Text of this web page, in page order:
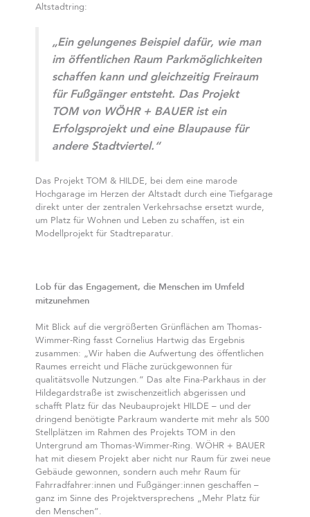
Altstadtring:
„Ein gelungenes Beispiel dafür, wie man
im öffentlichen Raum Parkmöglichkeiten
schaffen kann und gleichzeitig Freiraum
für Fußgänger entsteht. Das Projekt
TOM von WÖHR + BAUER ist ein
Erfolgsprojekt und eine Blaupause für
andere Stadtviertel.“
Das Projekt TOM & HILDE, bei dem eine marode
Hochgarage im Herzen der Altstadt durch eine Tiefgarage
direkt unter der zentralen Verkehrsachse ersetzt wurde,
um Platz für Wohnen und Leben zu schaffen, ist ein
Modellprojekt für Stadtreparatur.
Lob für das Engagement, die Menschen im Umfeld
mitzunehmen
Mit Blick auf die vergrößerten Grünflächen am Thomas-
Wimmer-Ring fasst Cornelius Hartwig das Ergebnis
zusammen: „Wir haben die Aufwertung des öffentlichen
Raumes erreicht und Fläche zurückgewonnen für
qualitätsvolle Nutzungen.” Das alte Fina-Parkhaus in der
Hildegardstraße ist zwischenzeitlich abgerissen und
schafft Platz für das Neubauprojekt HILDE – und der
dringend benötigte Parkraum wanderte mit mehr als 500
Stellplätzen im Rahmen des Projekts TOM in den
Untergrund am Thomas-Wimmer-Ring. WÖHR + BAUER
hat mit diesem Projekt aber nicht nur Raum für zwei neue
Gebäude gewonnen, sondern auch mehr Raum für
Fahrradfahrer:innen und Fußgänger:innen geschaffen –
ganz im Sinne des Projektversprechens „Mehr Platz für
den Menschen”.